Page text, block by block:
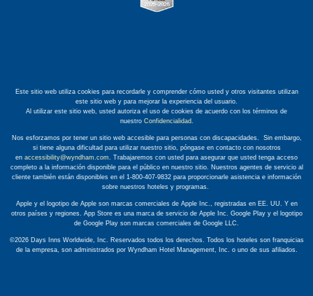
Este sitio web utiliza cookies para recordarle y comprender cómo usted y otros visitantes utilizan
este sitio web y para mejorar la experiencia del usuario.
Al utilizar este sitio web, usted autoriza el uso de cookies de acuerdo con los términos de
nuestro Confidencialidad.
Nos esforzamos por tener un sitio web accesible para personas con discapacidades. Sin embargo,
si tiene alguna dificultad para utilizar nuestro sitio, póngase en contacto con nosotros
en accessibility@wyndham.com. Trabajaremos con usted para asegurar que usted tenga acceso
completo a la información disponible para el público en nuestro sitio. Nuestros agentes de servicio al
cliente también están disponibles en el 1-800-407-9832 para proporcionarle asistencia e información
sobre nuestros hoteles y programas.
Apple y el logotipo de Apple son marcas comerciales de Apple Inc., registradas en EE. UU. Y en
otros países y regiones. App Store es una marca de servicio de Apple Inc. Google Play y el logotipo
de Google Play son marcas comerciales de Google LLC.
©2026 Days Inns Worldwide, Inc. Reservados todos los derechos. Todos los hoteles son franquicias
de la empresa, son administrados por Wyndham Hotel Management, Inc. o uno de sus afiliados.